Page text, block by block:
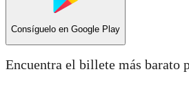
Consíguelo en Google Play
Encuentra el billete más barato